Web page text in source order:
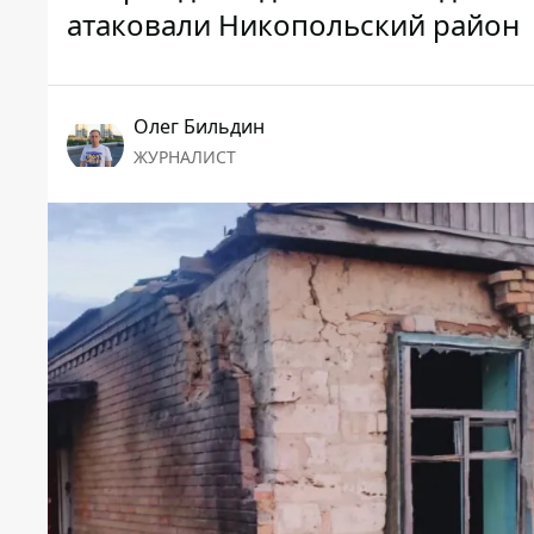
атаковали Никопольский район
Олег Бильдин
ЖУРНАЛИСТ